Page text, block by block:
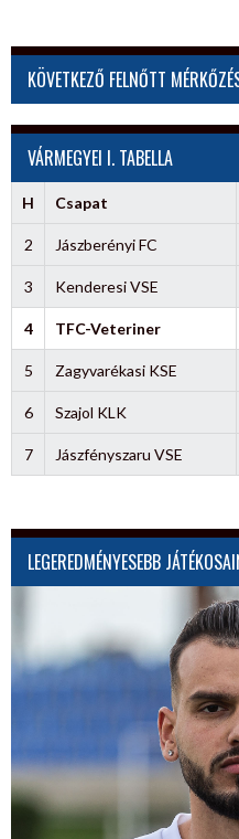
KÖVETKEZŐ FELNŐTT
VÁRMEGYEI I. TABELLA
H Csapat
2 Jászberényi FC
3 Kenderesi VSE
4 TFC-Veteriner
5 Zagyvarékasi KSE
6 Szajol KLK
7 Jászfényszaru VSE
LEGEREDMÉNYESEBB